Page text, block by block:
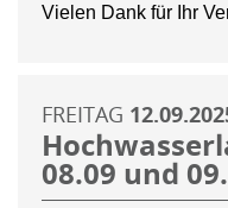
Vielen Dank für Ihr
FREITAG
08.09 und